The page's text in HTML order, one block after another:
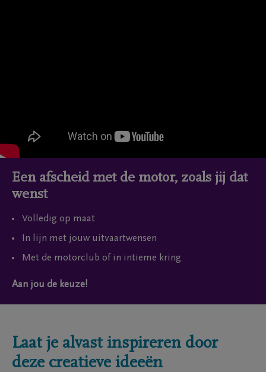
Een afscheid met de motor, zoals jij dat
wenst
Volledig op maat
In lijn met jouw uitvaartwensen
Met de motorclub of in intieme kring
Aan jou de keuze!
Laat je alvast inspireren door
deze creatieve ideeën